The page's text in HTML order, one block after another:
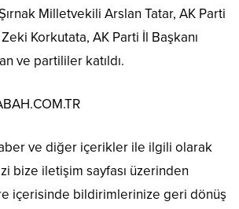
Milletvekili Arslan Tatar, AK Parti
Korkutata, AK Parti İl Başkanı
ve partililer katıldı.
ve diğer içerikler ile ilgili olarak
bize iletişim sayfası üzerinden
içerisinde bildirimlerinize geri dönüş